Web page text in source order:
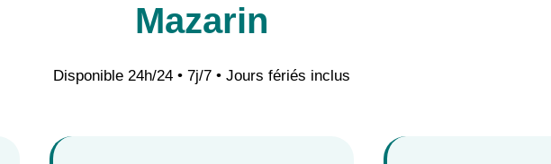
Mazarin
Disponible 24h/24 • 7j/7 • Jours fériés inclus